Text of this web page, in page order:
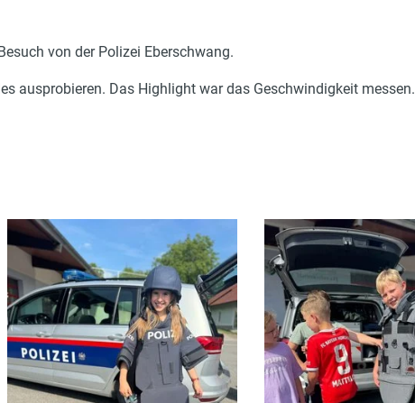
von der Polizei Eberschwang.
ausprobieren. Das Highlight war das Geschwindigkeit messen.